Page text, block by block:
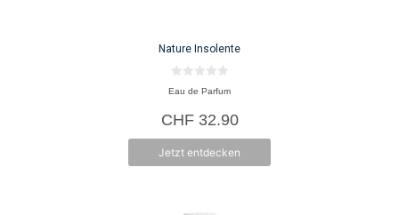
Nature Insolente
0
v
n
5
Eau de Parfum
CHF32.90
Jetzt entdecken